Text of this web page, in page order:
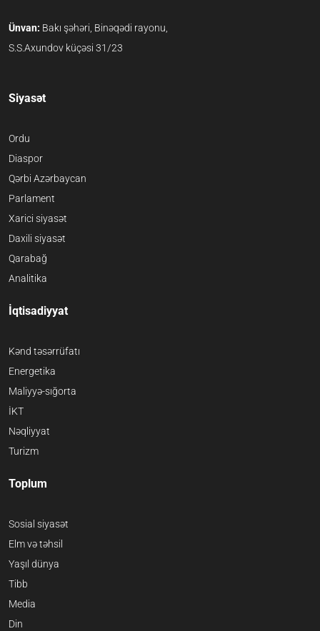
Ünvan: Bakı şəhəri, Binəqədi rayonu,
S.S.Axundov küçəsi 31/23
Siyasət
Ordu
Diaspor
Qərbi Azərbaycan
Parlament
Xarici siyasət
Daxili siyasət
Qarabağ
Analitika
İqtisadiyyat
Kənd təsərrüfatı
Energetika
Maliyyə-sığorta
İKT
Nəqliyyat
Turizm
Toplum
Sosial siyasət
Elm və təhsil
Yaşıl dünya
Tibb
Media
Din